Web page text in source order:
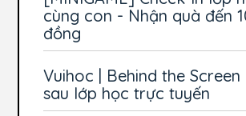
cùng con - Nhận quà đến
đồng
Vuihoc | Behind the Screen
sau lớp học trực tuyến